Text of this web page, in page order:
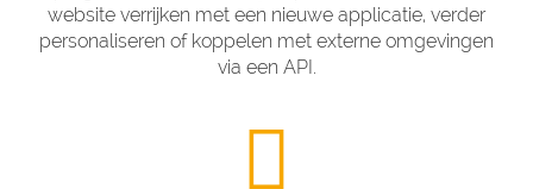
website verrijken met een nieuwe applicatie, verder
personaliseren of koppelen met externe omgevingen
via een API.